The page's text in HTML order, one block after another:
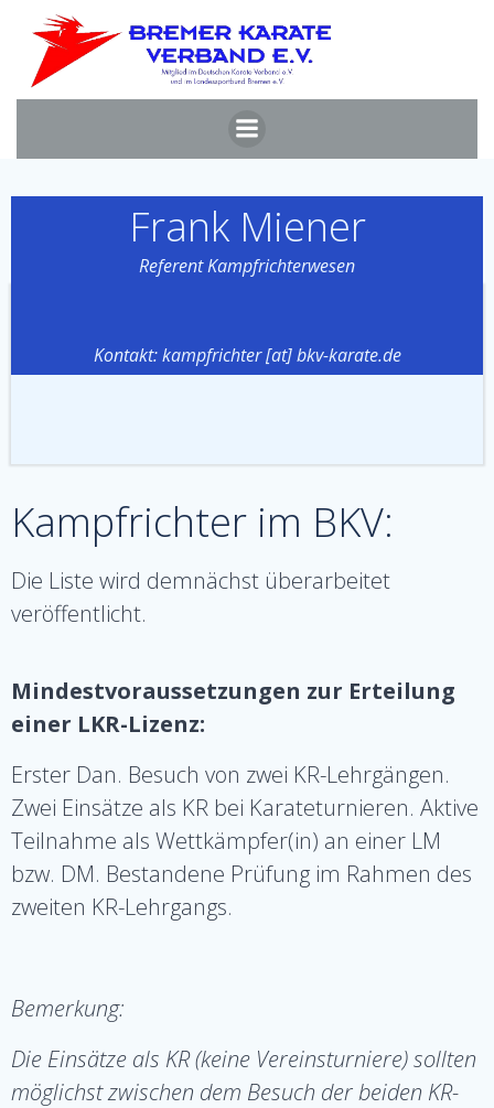
Inhalt
springen
Frank Miener
Referent Kampfrichterwesen
Kontakt: kampfrichter [at] bkv-karate.de
Kampfrichter im BKV:
Die Liste wird demnächst überarbeitet
veröffentlicht.
Mindestvoraussetzungen zur Erteilung
einer LKR-Lizenz:
Erster Dan. Besuch von zwei KR-Lehrgängen.
Zwei Einsätze als KR bei Karateturnieren. Aktive
Teilnahme als Wettkämpfer(in) an einer LM
bzw. DM. Bestandene Prüfung im Rahmen des
zweiten KR-Lehrgangs.
Bemerkung:
Die Einsätze als KR (keine Vereinsturniere) sollten
möglichst zwischen dem Besuch der beiden KR-